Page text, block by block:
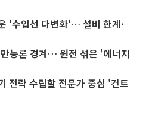
'수입선 다변화'… 설비 한계·
능론 경계… 원전 섞은 '에너지
전략 수립할 전문가 중심 '컨트